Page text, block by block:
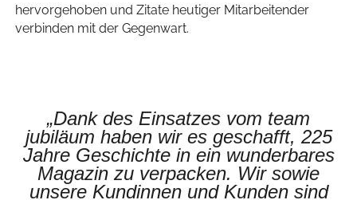
hervorgehoben und Zitate heutiger Mitarbeitender
verbinden mit der Gegenwart.
„Dank des Einsatzes vom team
jubiläum haben wir es geschafft, 225
Jahre Geschichte in ein wunderbares
Magazin zu verpacken. Wir sowie
unsere Kundinnen und Kunden sind